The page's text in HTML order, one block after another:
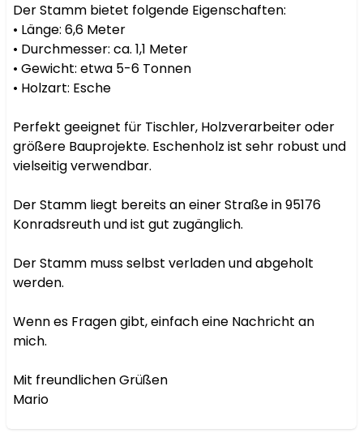
Der Stamm bietet folgende Eigenschaften:
• Länge: 6,6 Meter
• Durchmesser: ca. 1,1 Meter
• Gewicht: etwa 5-6 Tonnen
• Holzart: Esche
Perfekt geeignet für Tischler, Holzverarbeiter oder
größere Bauprojekte. Eschenholz ist sehr robust und
vielseitig verwendbar.
Der Stamm liegt bereits an einer Straße in 95176
Konradsreuth und ist gut zugänglich.
Der Stamm muss selbst verladen und abgeholt
werden.
Wenn es Fragen gibt, einfach eine Nachricht an
mich.
Mit freundlichen Grüßen
Mario